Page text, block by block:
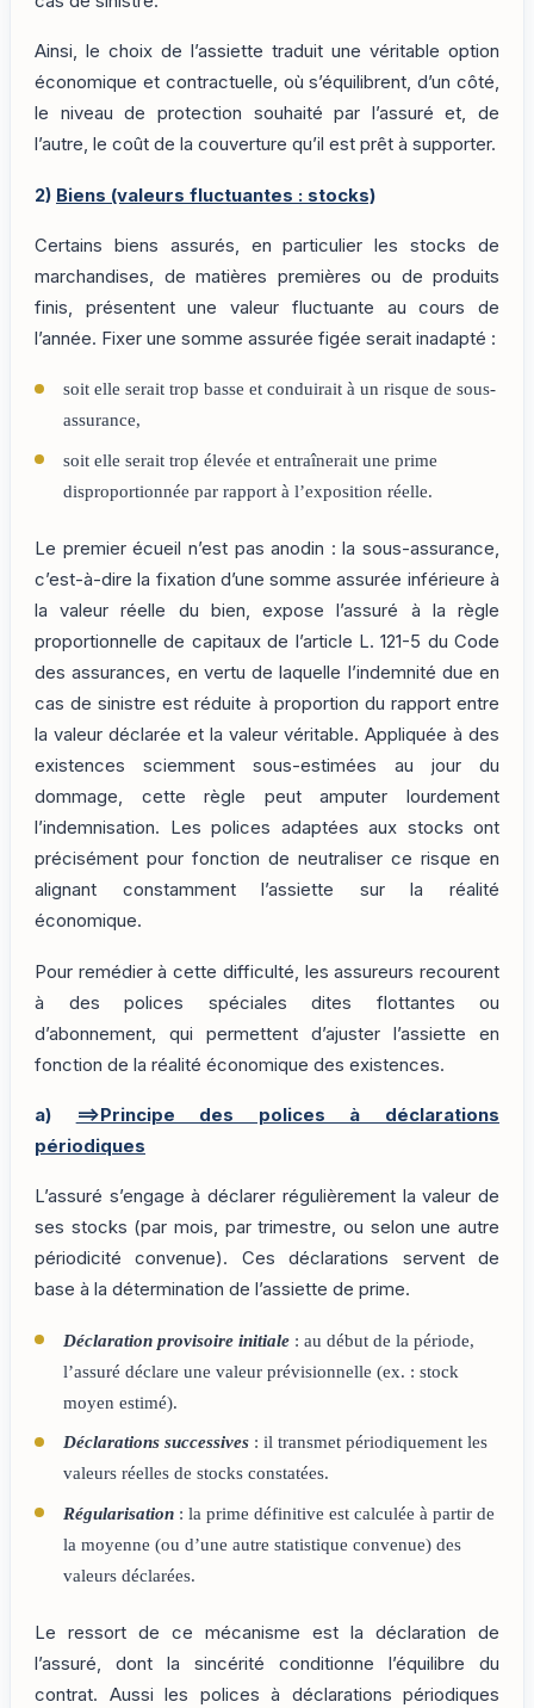
Ainsi, le choix de l’assiette traduit une véritable option
économique et contractuelle, où s’équilibrent, d’un côté,
le niveau de protection souhaité par l’assuré et, de
l’autre, le coût de la couverture qu’il est prêt à supporter.
2) Biens (valeurs fluctuantes : stocks)
Certains biens assurés, en particulier les stocks de
marchandises, de matières premières ou de produits
finis, présentent une valeur fluctuante au cours de
l’année. Fixer une somme assurée figée serait inadapté :
soit elle serait trop basse et conduirait à un risque de sous-
assurance,
soit elle serait trop élevée et entraînerait une prime
disproportionnée par rapport à l’exposition réelle.
Le premier écueil n’est pas anodin : la sous-assurance,
c’est-à-dire la fixation d’une somme assurée inférieure à
la valeur réelle du bien, expose l’assuré à la règle
proportionnelle de capitaux de l’article L. 121-5 du Code
des assurances, en vertu de laquelle l’indemnité due en
cas de sinistre est réduite à proportion du rapport entre
la valeur déclarée et la valeur véritable. Appliquée à des
existences sciemment sous-estimées au jour du
dommage, cette règle peut amputer lourdement
l’indemnisation. Les polices adaptées aux stocks ont
précisément pour fonction de neutraliser ce risque en
alignant constamment l’assiette sur la réalité
économique.
Pour remédier à cette difficulté, les assureurs recourent
à des polices spéciales dites flottantes ou
d’abonnement, qui permettent d’ajuster l’assiette en
fonction de la réalité économique des existences.
a)
==>Principe des polices à déclarations
périodiques
L’assuré s’engage à déclarer régulièrement la valeur de
ses stocks (par mois, par trimestre, ou selon une autre
périodicité convenue). Ces déclarations servent de
base à la détermination de l’assiette de prime.
Déclaration provisoire initiale: au début de la période,
l’assuré déclare une valeur prévisionnelle (ex. : stock
moyen estimé).
Déclarations successives: il transmet périodiquement les
valeurs réelles de stocks constatées.
Régularisation: la prime définitive est calculée à partir de
la moyenne (ou d’une autre statistique convenue) des
valeurs déclarées.
Le ressort de ce mécanisme est la déclaration de
l’assuré, dont la sincérité conditionne l’équilibre du
contrat. Aussi les polices à déclarations périodiques